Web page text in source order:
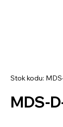
Stok kodu:
MDS-